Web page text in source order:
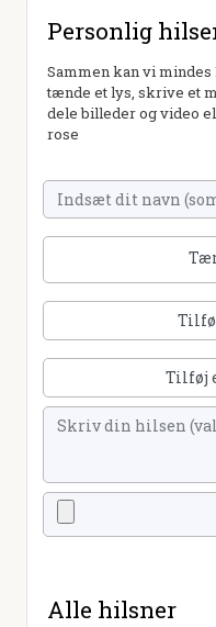
Personlig
Sammen kan vi
tænde et lys, skrive et
dele billeder og video
rose
Tilføj
Alle hilsner